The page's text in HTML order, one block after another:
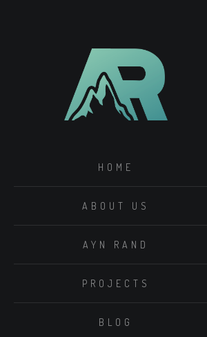
HOME
ABOUT US
AYN RAND
PROJECTS
BLOG